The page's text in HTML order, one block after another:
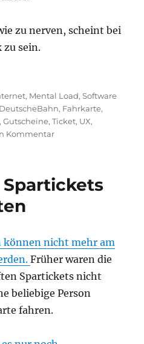
zu nerven, scheint bei
sein.
, Mental Load,Software
DeutscheBahn, Fahrkarte,
,Gutscheine,Ticket, UX,
Kommentarzu
Bahn
Spartickets
können nicht mehr am
Früher waren die
Spartickets nicht
beliebige Person
fahren.